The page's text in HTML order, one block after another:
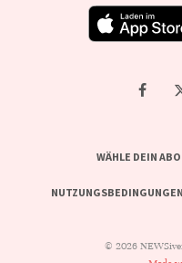
WÄHLE DEIN ABO
NUTZUNGSBEDINGUNGEN
© 2026